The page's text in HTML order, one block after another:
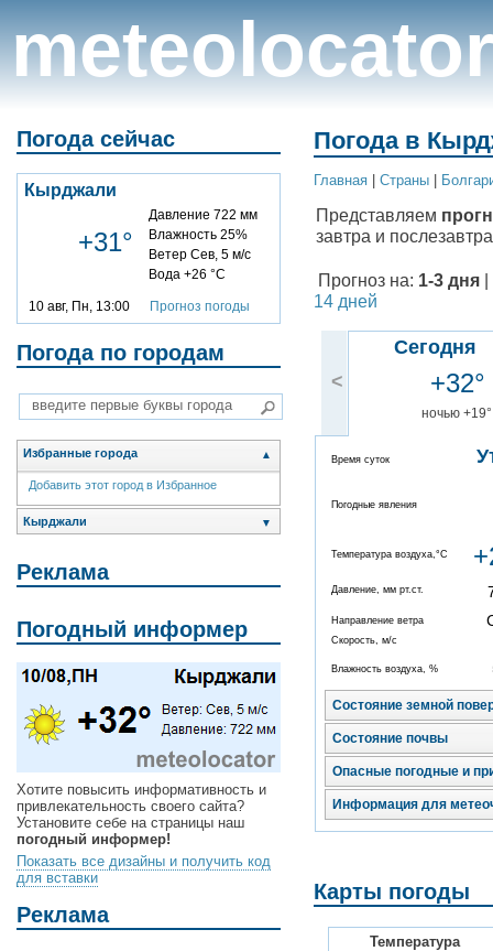
meteolocator
Погода сейчас
Кырджали
+31°
Давление 722 мм
Влажность 25%
Ветер Сев, 5 м/с
Вода +26 °C
10 авг, Пн, 13:00 Прогноз погоды
Погода по городам
Избранные города ▲
Добавить этот город в Избранное
Кырджали ▼
Реклама
Погодный информер
Хотите повысить информативность и
привлекательность своего сайта?
Установите себе на страницы наш
погодный информер!
Показать все дизайны и получить код
для вставки
Реклама
Погода в
Главная Cтраны
Представляем
завтра и
Прогноз на: 1-3 дня
14 дней
<
Сегодня
+32°
ночью +19°
Время суток
Погодные явления
Температура воздуха,°C
Давление, мм рт.ст.
Направление ветра
Скорость, м/с
Влажность воздуха, %
Состояние земной
Состояние почвы
Опасные погодные и
Информация для
Карты погоды
Температура